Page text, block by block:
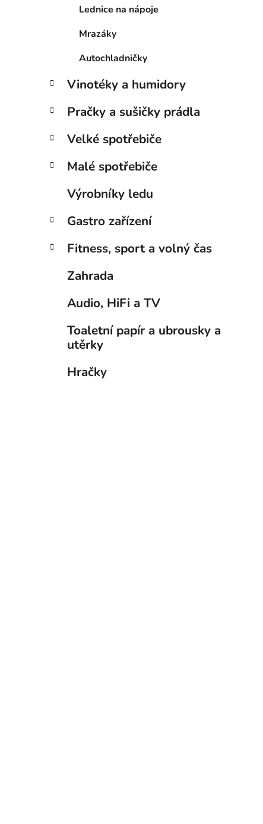
l
Lednice na nápoje
Mrazáky
Autochladničky
Vinotéky a humidory
Pračky a sušičky prádla
Velké spotřebiče
Malé spotřebiče
Výrobníky ledu
Gastro zařízení
Fitness, sport a volný čas
Zahrada
Audio, HiFi a TV
Toaletní papír a ubrousky a
utěrky
Hračky